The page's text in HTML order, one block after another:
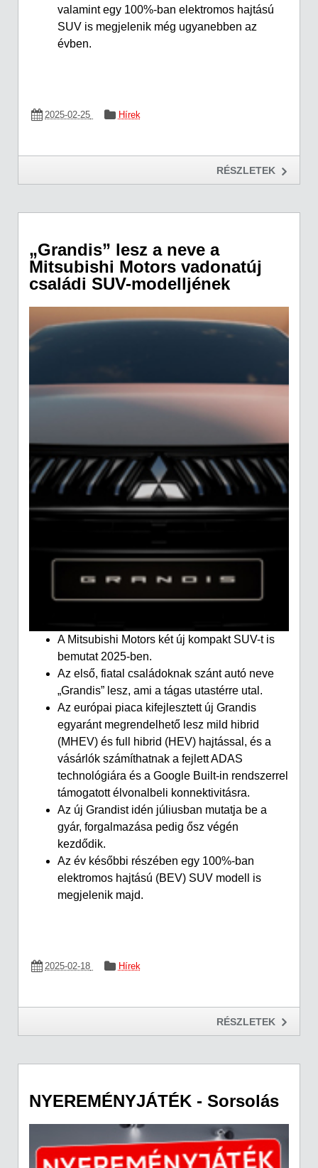
valamint egy 100%-ban elektromos hajtású
SUV is megjelenik még ugyanebben az
évben.
2025-02-25 Hírek
RÉSZLETEK
„Grandis” lesz a neve a
Mitsubishi Motors vadonatúj
családi SUV-modelljének
A Mitsubishi Motors két új kompakt SUV-t is
bemutat 2025-ben.
Az első, fiatal családoknak szánt autó neve
„Grandis” lesz, ami a tágas utastérre utal.
Az európai piaca kifejlesztett új Grandis
egyaránt megrendelhető lesz mild hibrid
(MHEV) és full hibrid (HEV) hajtással, és a
vásárlók számíthatnak a fejlett ADAS
technológiára és a Google Built-in rendszerrel
támogatott élvonalbeli konnektivitásra.
Az új Grandist idén júliusban mutatja be a
gyár, forgalmazása pedig ősz végén
kezdődik.
Az év későbbi részében egy 100%-ban
elektromos hajtású (BEV) SUV modell is
megjelenik majd.
2025-02-18 Hírek
RÉSZLETEK
NYEREMÉNYJÁTÉK - Sorsolás